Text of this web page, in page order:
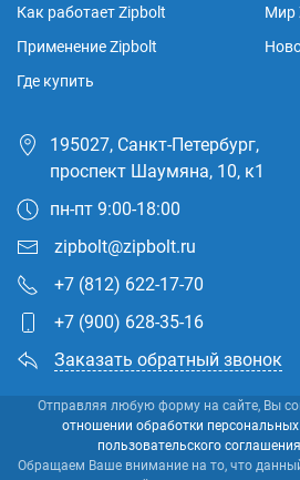
Как работает Zipbolt
Применение Zipbolt
Где купить
Мир
195027, Санкт-Петербург,
проспект Шаумяна, 10, к1
пн-пт 9:00-18:00
zipbolt@zipbolt.ru
+7 (812) 622-17-70
+7 (900) 628-35-16
Заказать обратный звонок
Отправляя любую форму на сайте, Вы
отношении обработки
пользовательского соглашения
Обращаем Ваше внимание на то, что